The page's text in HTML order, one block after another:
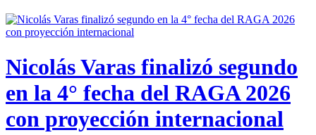
Nicolás Varas finalizó segundo
en la 4° fecha del RAGA 2026
con proyección internacional